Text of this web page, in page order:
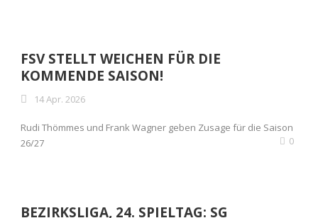
FSV STELLT WEICHEN FÜR DIE
KOMMENDE SAISON!
14 Apr. 2026
Rudi Thömmes und Frank Wagner geben Zusage für die Saison
26/27
0
BEZIRKSLIGA, 24. SPIELTAG: SG